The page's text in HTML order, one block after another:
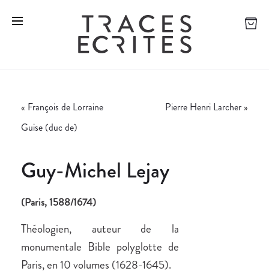
« François de Lorraine
Guise (duc de)
Pierre Henri Larcher »
Guy-Michel Lejay
(Paris, 1588/1674)
Théologien, auteur de la
monumentale Bible polyglotte de
Paris, en 10 volumes (1628-1645).